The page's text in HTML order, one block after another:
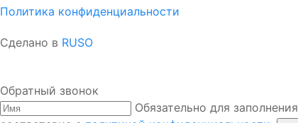
Политика конфиденциальности
Сделано в RUSO
Обратный звонок
Обязательно для заполнения